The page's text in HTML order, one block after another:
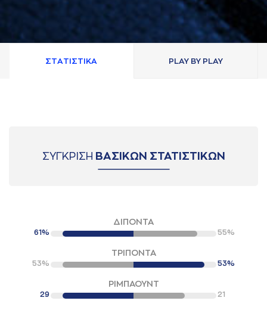
ΣΤAΤΙΣΤΙΚA PLAY BY PLAY
ΣΥΓΚΡΙΣΗ ΒΑΣΙΚΩΝ ΣΤΑΤΙΣΤΙΚΩΝ
ΔΙΠΟΝΤΑ
61% 55%
ΤΡΙΠΟΝΤΑ
53% 53%
ΡΙΜΠΑΟΥΝΤ
29 21